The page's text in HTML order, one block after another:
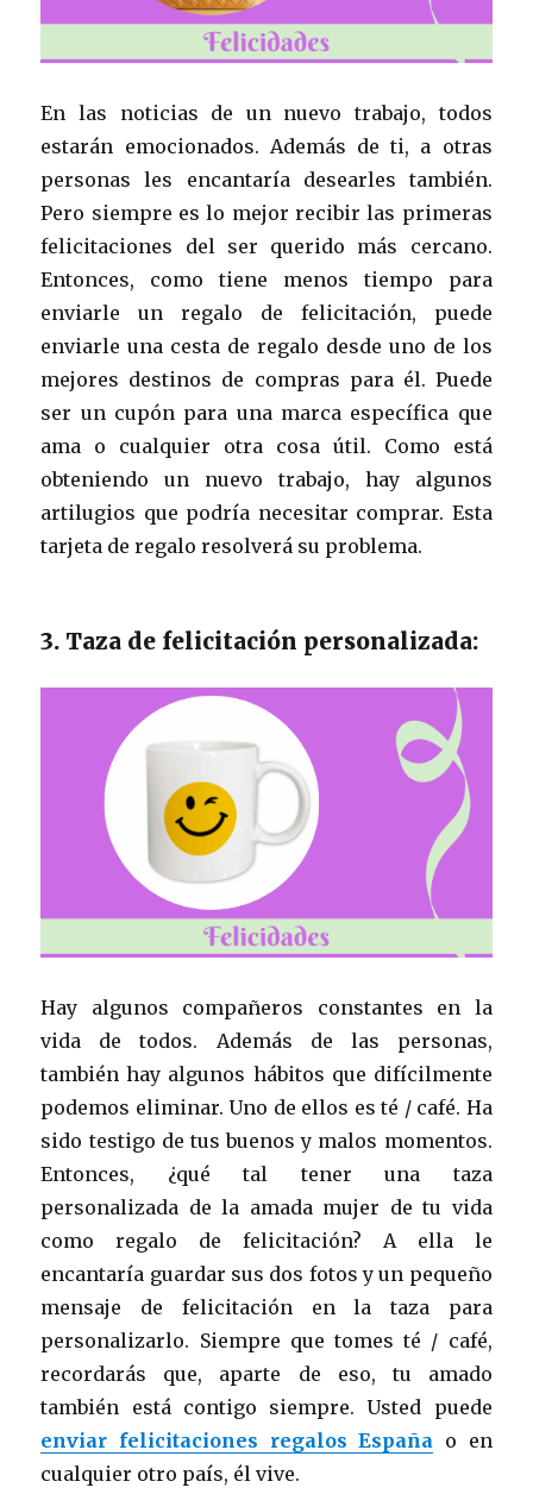
En las noticias de un nuevo trabajo, todos
estarán emocionados. Además de ti, a otras
personas les encantaría desearles también.
Pero siempre es lo mejor recibir las primeras
felicitaciones del ser querido más cercano.
Entonces, como tiene menos tiempo para
enviarle un regalo de felicitación, puede
enviarle una cesta de regalo desde uno de los
mejores destinos de compras para él. Puede
ser un cupón para una marca específica que
ama o cualquier otra cosa útil. Como está
obteniendo un nuevo trabajo, hay algunos
artilugios que podría necesitar comprar. Esta
tarjeta de regalo resolverá su problema.
3. Taza de felicitación personalizada:
Hay algunos compañeros constantes en la
vida de todos. Además de las personas,
también hay algunos hábitos que difícilmente
podemos eliminar. Uno de ellos es té / café. Ha
sido testigo de tus buenos y malos momentos.
Entonces, ¿qué tal tener una taza
personalizada de la amada mujer de tu vida
como regalo de felicitación? A ella le
encantaría guardar sus dos fotos y un pequeño
mensaje de felicitación en la taza para
personalizarlo. Siempre que tomes té / café,
recordarás que, aparte de eso, tu amado
también está contigo siempre. Usted puede
enviar felicitaciones regalos España o en
cualquier otro país, él vive.